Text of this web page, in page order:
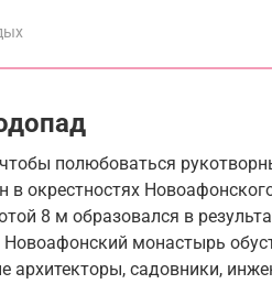
чтобы полюбоваться
в окрестностях
8 м образовался в
монастырь
архитекторы, садовники,